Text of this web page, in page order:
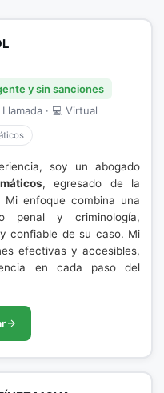
y sin sanciones
· 💻 Virtual
soy un abogado
, egresado de la
Mi enfoque combina una
penal y criminología,
confiable de su caso. Mi
efectivas y accesibles,
en cada paso del